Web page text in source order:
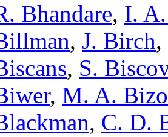
Bhandare, I.
, J. Birch,
, S.
, M. A.
, C. D.